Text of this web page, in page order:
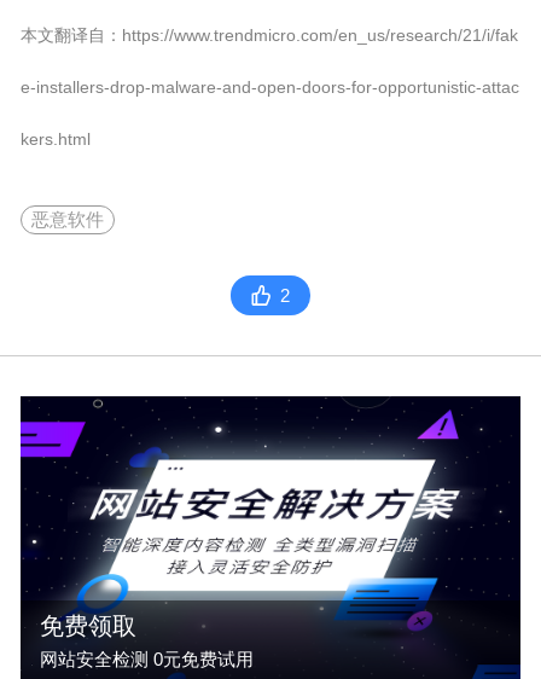
本文翻译自：https://www.trendmicro.com/en_us/research/21/i/fak
e-installers-drop-malware-and-open-doors-for-opportunistic-attac
kers.html
恶意软件
2
免费领取
网站安全检测 0元免费试用